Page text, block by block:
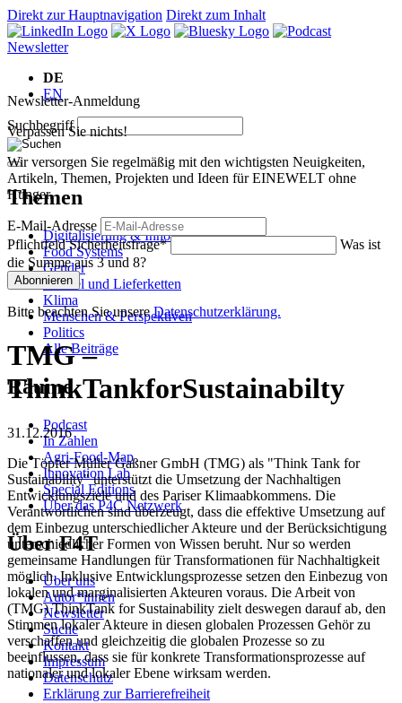
Direkt zur Hauptnavigation Direkt zum Inhalt
Newsletter
DE
EN
Suchbegriff
Themen
Digitalisierung & Innovation
Food Systems
Gender
Handel und Lieferketten
Klima
Menschen & Perspektiven
Politics
Alle Beiträge
Räume
Podcast
In Zahlen
Agri-Food-Map
Innovation Lab
Special Editions
Über das P4C Netzwerk
Über F4T
Über uns
Autor*innen
Newsletter
Suche
Kontakt
Impressum
Datenschutz
Erklärung zur Barrierefreiheit
Newsletter-Anmeldung
Verpassen Sie nichts!
Wir versorgen Sie regelmäßig mit den wichtigsten Neuigkeiten,
Artikeln, Themen, Projekten und Ideen für EINEWELT ohne
Hunger.
E-Mail-Adresse
PflichtfeldSicherheitsfrage*
Was ist
die Summe aus 3 und 8?
Abonnieren
Bitte beachten Sie unsereDatenschutzerklärung.
TMG –
ThinkTankforSustainabilty
31.12.2016
Die Töpfer Müller Gaßner GmbH (TMG) als "Think Tank for
Sustainability" unterstützt die Umsetzung der Nachhaltigen
Entwicklungsziele und des Pariser Klimaabkommens. Die
Verantwortlichen sind überzeugt, dass die effektive Umsetzung auf
dem Einbezug unterschiedlicher Akteure und der Berücksichtigung
unterschiedlicher Formen von Wissen beruht. Nur so werden
gemeinsame Handlungen für Transformationen für Nachhaltigkeit
möglich. Inklusive Entwicklungsprozesse setzen den Einbezug von
lokalen und marginalisierten Akteuren voraus. Die Arbeit von
(TMG) ThinkTank for Sustainability zielt deswegen darauf ab, den
Stimmen lokaler Akteure in diesen globalen Prozessen Gehör zu
verschaffen und gleichzeitig die globalen Prozesse so zu
beeinflussen, dass sie für konkrete Transformationsprozesse auf
nationaler und lokaler Ebene wirksam werden.